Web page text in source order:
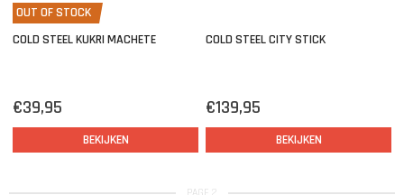
OUT OF STOCK
COLD STEEL KUKRI MACHETE
€39,95
BEKIJKEN
COLD STEEL CITY STICK
€139,95
BEKIJKEN